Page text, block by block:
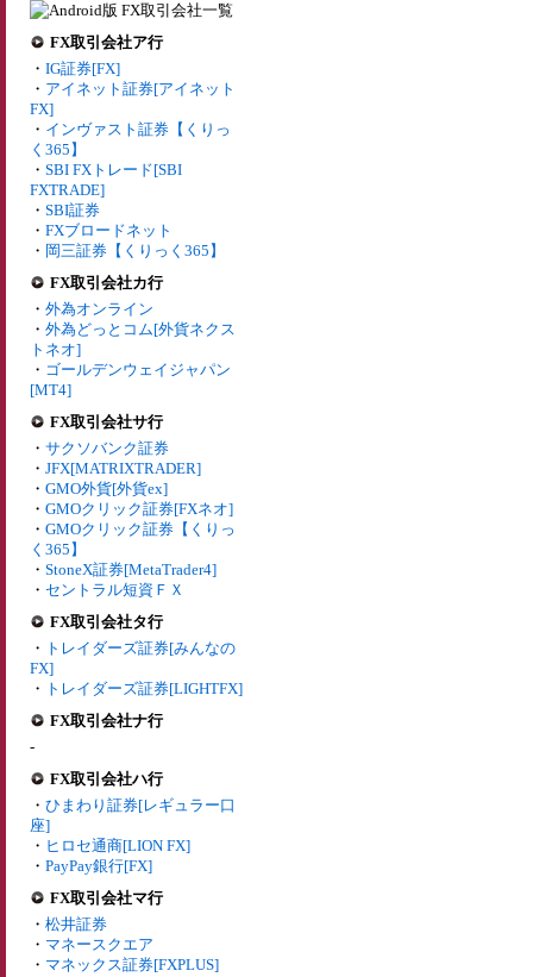
FX取引会社ア行
・ IG証券[FX]
・ アイネット証券[アイネット
FX]
・ インヴァスト証券【くりっ
く365】
・ SBI FXトレード[SBI
FXTRADE]
・ SBI証券
・ FXブロードネット
・ 岡三証券【くりっく365】
FX取引会社カ行
・ 外為オンライン
・ 外為どっとコム[外貨ネクス
トネオ]
・ ゴールデンウェイジャパン
[MT4]
FX取引会社サ行
・ サクソバンク証券
・ JFX[MATRIXTRADER]
・ GMO外貨[外貨ex]
・ GMOクリック証券[FXネオ]
・ GMOクリック証券【くりっ
く365】
・ StoneX証券[MetaTrader4]
・ セントラル短資ＦＸ
FX取引会社タ行
・ トレイダーズ証券[みんなの
FX]
・ トレイダーズ証券[LIGHTFX]
FX取引会社ナ行
-
FX取引会社ハ行
・ ひまわり証券[レギュラー口
座]
・ ヒロセ通商[LION FX]
・ PayPay銀行[FX]
FX取引会社マ行
・ 松井証券
・ マネースクエア
・ マネックス証券[FXPLUS]